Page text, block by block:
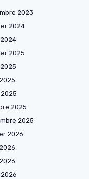
2023
2024
2024
2025
2025
2025
2026